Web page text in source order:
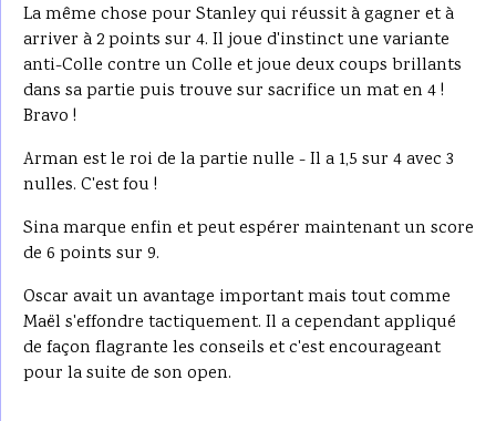
La même chose pour Stanley qui réussit à gagner et à
arriver à 2 points sur 4. Il joue d'instinct une variante
anti-Colle contre un Colle et joue deux coups brillants
dans sa partie puis trouve sur sacrifice un mat en 4 !
Bravo !
Arman est le roi de la partie nulle - Il a 1,5 sur 4 avec 3
nulles. C'est fou !
Sina marque enfin et peut espérer maintenant un score
de 6 points sur 9.
Oscar avait un avantage important mais tout comme
Maël s'effondre tactiquement. Il a cependant appliqué
de façon flagrante les conseils et c'est encourageant
pour la suite de son open.